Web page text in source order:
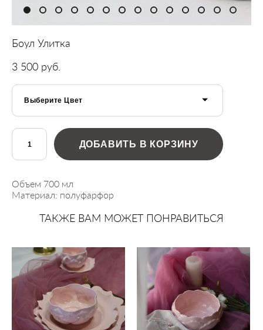
Боул Улитка
3 500 pуб.
Выберите Цвет
ДОБАВИТЬ В КОРЗИНУ
Объем 700 мл
Материал: полуфарфор
ТАКЖЕ ВАМ МОЖЕТ ПОНРАВИТЬСЯ